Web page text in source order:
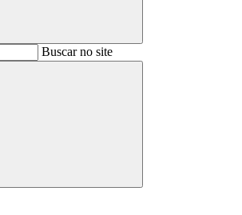
BuscarBuscar no site
Buscar